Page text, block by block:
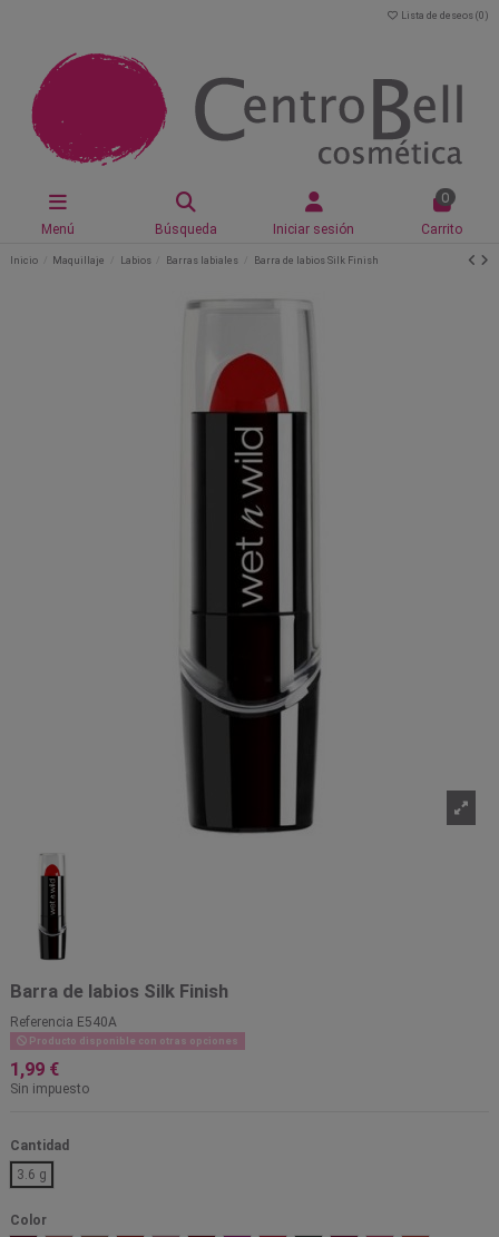
Lista de deseos (0 )
Menú Búsqueda Iniciar sesión
0
Carrito
Inicio Maquillaje Labios Barras labiales Barra de labios Silk Finish
Barra de labios Silk Finish
Referencia E540A
Producto disponible con otras opciones
1,99 €
Sin impuesto
Cantidad
3.6 g
Color